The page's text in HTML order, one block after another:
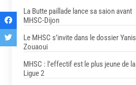
La Butte paillade lance sa saion avant
MHSC-Dijon
Le MHSC s’invite dans le dossier Yanis
Zouaoui
MHSC : l’effectif est le plus jeune de la
Ligue 2